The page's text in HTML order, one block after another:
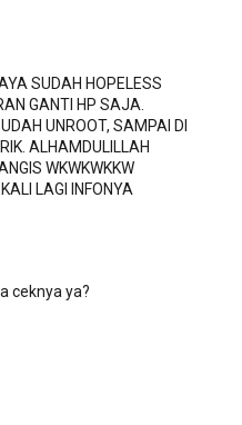
SUDAH HOPELESS
GANTI HP SAJA.
UNROOT, SAMPAI DI
ALHAMDULILLAH
WKWKWKKW
LAGI INFONYA
ceknya ya?